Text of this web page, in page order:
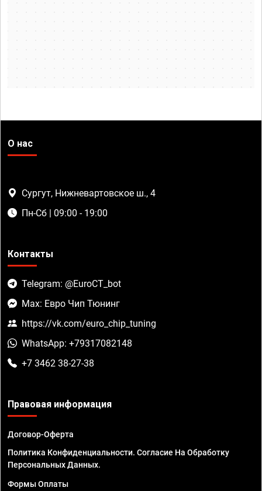
О нас
Сургут, Нижневартовское ш., 4
Пн-Сб | 09:00 - 19:00
Контакты
Telegram: @EuroCT_bot
Max: Евро Чип Тюнинг
https://vk.com/euro_chip_tuning
WhatsApp: +79317082148
+7 3462 38-27-38
Правовая информация
Договор-Оферта
Политика Конфиденциальности. Согласие На Обработку
Персональных Данных.
Формы Оплаты